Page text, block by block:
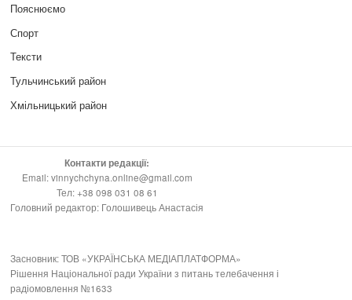
Пояснюємо
Спорт
Тексти
Тульчинський район
Хмільницький район
Контакти редакції:
Email: vinnychchyna.online@gmail.com
Тел: +38 098 031 08 61
Головний редактор: Голошивець Анастасія
Засновник: ТОВ «УКРАЇНСЬКА МЕДІАПЛАТФОРМА»
Рішення Національної ради України з питань телебачення і
радіомовлення №1633